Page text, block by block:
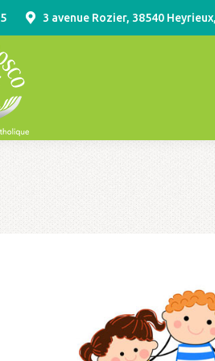
3 avenue Rozier, 38540
ACCUEIL VIE